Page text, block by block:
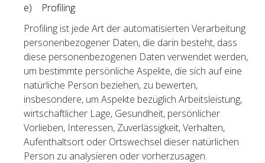
e) Profiling
Profiling ist jede Art der automatisierten Verarbeitung
personenbezogener Daten, die darin besteht, dass
diese personenbezogenen Daten verwendet werden,
um bestimmte persönliche Aspekte, die sich auf eine
natürliche Person beziehen, zu bewerten,
insbesondere, um Aspekte bezüglich Arbeitsleistung,
wirtschaftlicher Lage, Gesundheit, persönlicher
Vorlieben, Interessen, Zuverlässigkeit, Verhalten,
Aufenthaltsort oder Ortswechsel dieser natürlichen
Person zu analysieren oder vorherzusagen.